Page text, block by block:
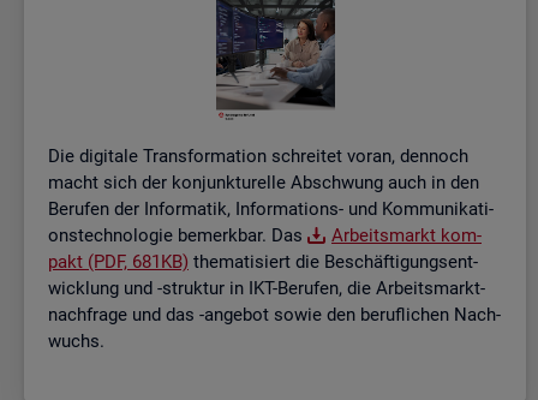
Die di­gi­ta­le Trans­for­ma­ti­on schrei­tet voran, den­noch
macht sich der kon­junk­tu­rel­le Ab­schwung auch in den
Be­ru­fen der In­for­ma­tik, In­for­ma­ti­ons- und Kom­mu­ni­ka­ti­
ons­tech­no­lo­gie be­merk­bar. Das
Ar­beits­markt kom­
pakt (PDF, 681KB) the­ma­ti­siert die Be­schäf­ti­gungs­ent­
wick­lung und -struk­tur in IKT-Be­ru­fen, die Ar­beits­markt­
nach­fra­ge und das -an­ge­bot sowie den be­ruf­li­chen Nach­
wuchs.